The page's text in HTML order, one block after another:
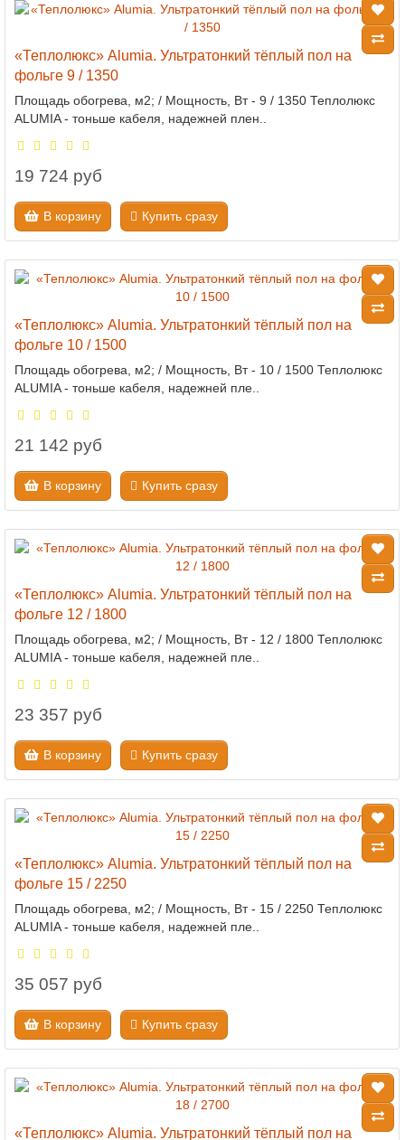
«Теплолюкс» Alumia. Ультратонкий тёплый пол на
фольге 9 / 1350
Площадь обогрева, м2; / Мощность, Вт - 9 / 1350 Теплолюкс
ALUMIA - тоньше кабеля, надежней плен..
19 724 руб
В корзину Купить сразу
«Теплолюкс» Alumia. Ультратонкий тёплый пол на
фольге 10 / 1500
Площадь обогрева, м2; / Мощность, Вт - 10 / 1500 Теплолюкс
ALUMIA - тоньше кабеля, надежней пле..
21 142 руб
В корзину Купить сразу
«Теплолюкс» Alumia. Ультратонкий тёплый пол на
фольге 12 / 1800
Площадь обогрева, м2; / Мощность, Вт - 12 / 1800 Теплолюкс
ALUMIA - тоньше кабеля, надежней пле..
23 357 руб
В корзину Купить сразу
«Теплолюкс» Alumia. Ультратонкий тёплый пол на
фольге 15 / 2250
Площадь обогрева, м2; / Мощность, Вт - 15 / 2250 Теплолюкс
ALUMIA - тоньше кабеля, надежней пле..
35 057 руб
В корзину Купить сразу
«Теплолюкс» Alumia. Ультратонкий тёплый пол на